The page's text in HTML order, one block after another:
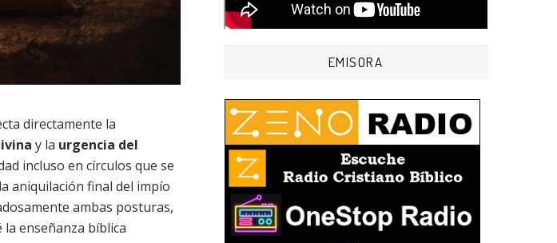
directamente la
y la urgencia del
incluso en círculos que se
aniquilación final del impío
ambas posturas,
enseñanza bíblica
EMISORA